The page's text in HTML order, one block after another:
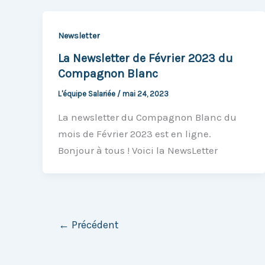
Newsletter
La Newsletter de Février 2023 du
Compagnon Blanc
L'équipe Salariée / mai 24, 2023
La newsletter du Compagnon Blanc du
mois de Février 2023 est en ligne.
Bonjour à tous ! Voici la NewsLetter
← Précédent